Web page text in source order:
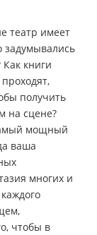
театр имеет
задумывались
Как книги
получить
на сцене?
мощный
ваша
многих и
чтобы в